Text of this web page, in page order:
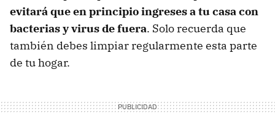
evitará que en principio ingreses a tu casa con
bacterias y virus de fuera. Solo recuerda que
también debes limpiar regularmente esta parte
de tu hogar.